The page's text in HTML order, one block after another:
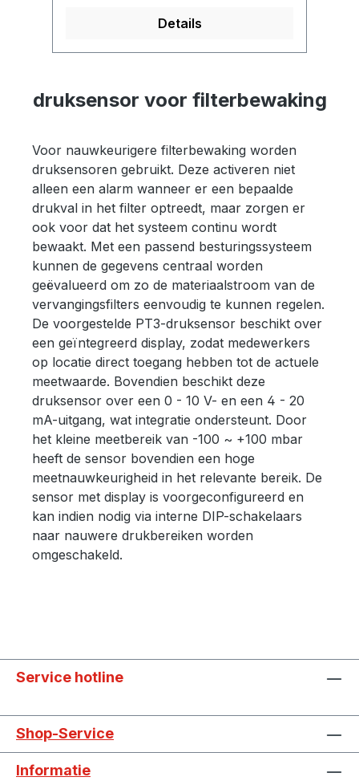
plaatsen.Aangezien het display
geïntegreerd en voorgeconfigureerd
instelmogelijkheden zijn beschikbaar
(meetbereik, eenheid, automatische
nulstelling).De sensor biedt
gelijktijdige uitgangen van 4-20mA en
0-10V, wat overeenkomt met
volledige flexibiliteit in het gebruik
van de signalen.De nauwkeurigheid
van 1% is meer dan voldoende voor
de kleine meetbereiken (maximum 1
mbar, 10 mbar, 100 mbar).Het
meetbereik kan worden gecentreerd
(bijv. -50 ~ 50 mbar) of op nul
worden gezet (0 ~ 100 mbar).Ook
kleinere meetbereiken kunnen
worden ingesteld om de resolutie te
verhogen (bijv. 75, 50, 25, 10 mbar
voor PT3-211).Details zijn te vinden in
het gegevensblad.In het algemeen
biedt deze sensor een compleet
systeem voor een verscheidenheid
van toepassingen tegen een lage
prijs.
Details
druksensor voor filterbewaking
Voor nauwkeurigere filterbewaking worden
druksensoren gebruikt. Deze activeren niet
alleen een alarm wanneer er een bepaalde
drukval in het filter optreedt, maar zorgen er
ook voor dat het systeem continu wordt
bewaakt. Met een passend besturingssysteem
kunnen de gegevens centraal worden
geëvalueerd om zo de materiaalstroom van de
vervangingsfilters eenvoudig te kunnen regelen.
De voorgestelde PT3-druksensor beschikt over
een geïntegreerd display, zodat medewerkers
op locatie direct toegang hebben tot de actuele
meetwaarde. Bovendien beschikt deze
druksensor over een 0 - 10 V- en een 4 - 20
mA-uitgang, wat integratie ondersteunt. Door
het kleine meetbereik van -100 ~ +100 mbar
heeft de sensor bovendien een hoge
meetnauwkeurigheid in het relevante bereik. De
sensor met display is voorgeconfigureerd en
kan indien nodig via interne DIP-schakelaars
naar nauwere drukbereiken worden
omgeschakeld.
Service hotline
Shop-Service
Informatie